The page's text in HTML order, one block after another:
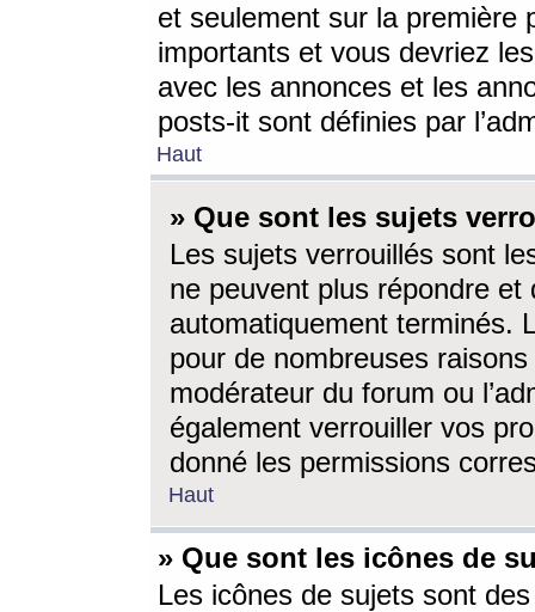
et seulement sur la première
importants et vous devriez
avec les annonces et les
posts-it sont définies par
Haut
» Que sont les sujets
Les sujets verrouillés sont
ne peuvent plus répondre
automatiquement terminés.
pour de nombreuses
modérateur du forum ou
également verrouiller vos
donné les permissions
Haut
» Que sont les icônes de
Les icônes de sujets sont